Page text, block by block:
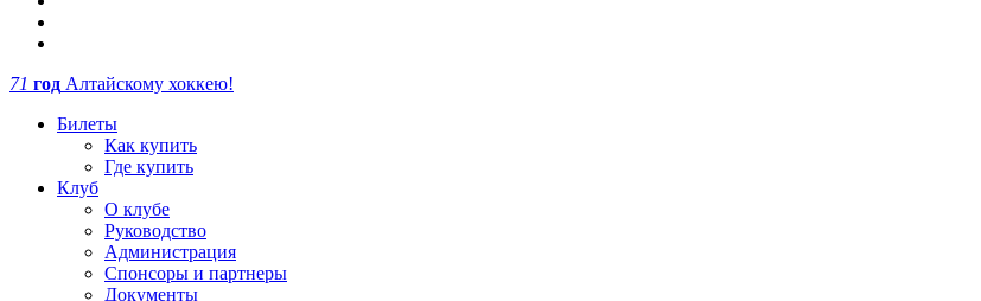
71 год Алтайскому хоккею!
Билеты
Как купить
Где купить
Клуб
О клубе
Руководство
Администрация
Спонсоры и партнеры
Документы